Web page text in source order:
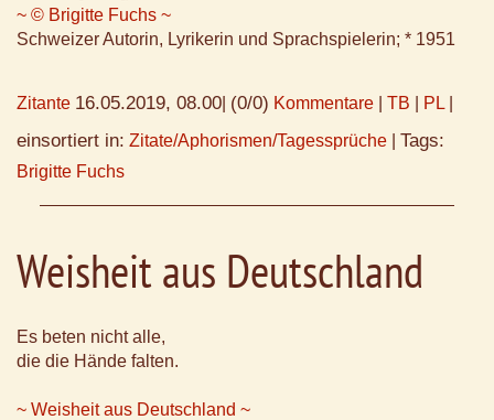
~ © Brigitte Fuchs ~
Schweizer Autorin, Lyrikerin und Sprachspielerin; * 1951
Zitante 16.05.2019, 08.00 (0/0) Kommentare TB PL
einsortiert in: Zitate/Aphorismen/Tagessprüche Tags:
Brigitte Fuchs
Weisheit aus Deutschland
Es beten nicht alle,
die die Hände falten.
~ Weisheit aus Deutschland ~